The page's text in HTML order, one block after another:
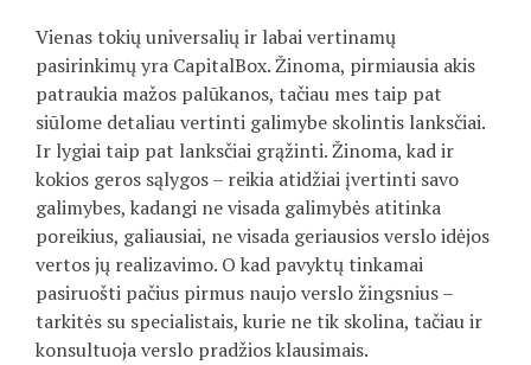
Vienas tokių universalių ir labai vertinamų
pasirinkimų yra CapitalBox. Žinoma, pirmiausia akis
patraukia mažos palūkanos, tačiau mes taip pat
siūlome detaliau vertinti galimybe skolintis lanksčiai.
Ir lygiai taip pat lanksčiai grąžinti. Žinoma, kad ir
kokios geros sąlygos – reikia atidžiai įvertinti savo
galimybes, kadangi ne visada galimybės atitinka
poreikius, galiausiai, ne visada geriausios verslo idėjos
vertos jų realizavimo. O kad pavyktų tinkamai
pasiruošti pačius pirmus naujo verslo žingsnius –
tarkitės su specialistais, kurie ne tik skolina, tačiau ir
konsultuoja verslo pradžios klausimais.